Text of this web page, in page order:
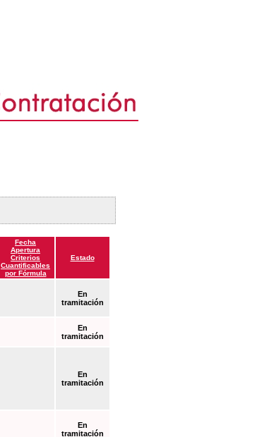
Fecha
Apertura
Criterios
Cuantificables
por Fórmula
Estado
En
tramitación
En
tramitación
En
tramitación
En
tramitación